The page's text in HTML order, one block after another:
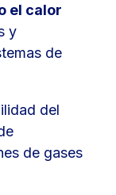
el calor
y
de
del
de gases